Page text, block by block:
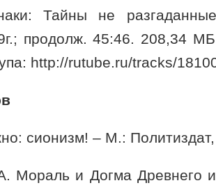
Тайны не
продолж. 45:46. 208,34
http://rutube.ru/tracks/
сионизм! – М.:
Мораль и Догма Древнего